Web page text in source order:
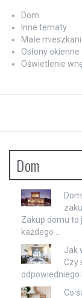
Dom
Inne tematy
Małe
Osłony
Oświetlenie
Dom
Zakup domu to
każdego …
Jak
Czy
odpowiedniego
Co